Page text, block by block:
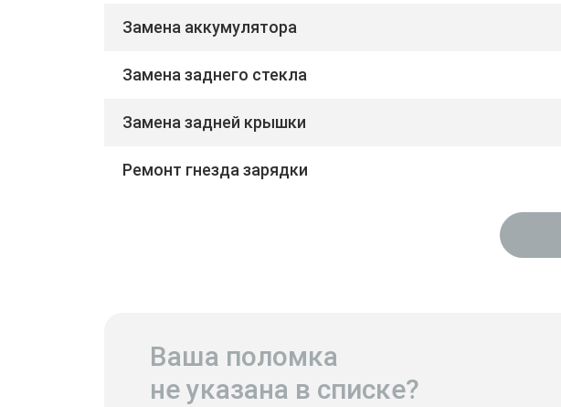
Замена аккумулятора
Замена заднего стекла
Замена задней крышки
Ремонт гнезда зарядки
Ваша поломка
не указана в списке?